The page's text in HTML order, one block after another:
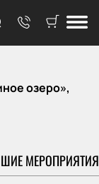
озеро»,
МЕРОПРИЯТИЯ